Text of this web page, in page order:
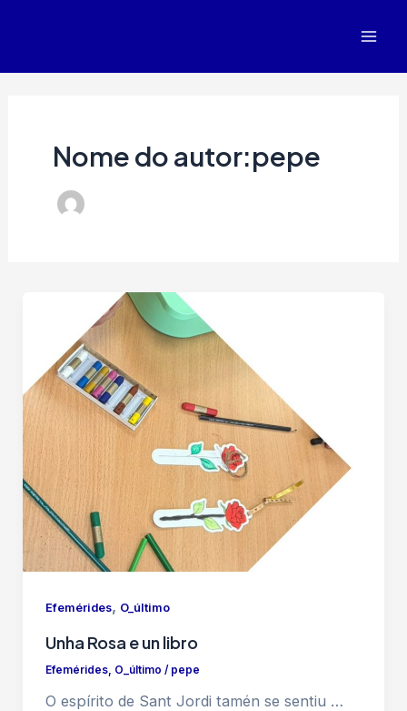
Nome do autor:pepe
Efemérides, O_último
Unha Rosa e un libro
Efemérides, O_último / pepe
O espírito de Sant Jordi tamén se sentiu …